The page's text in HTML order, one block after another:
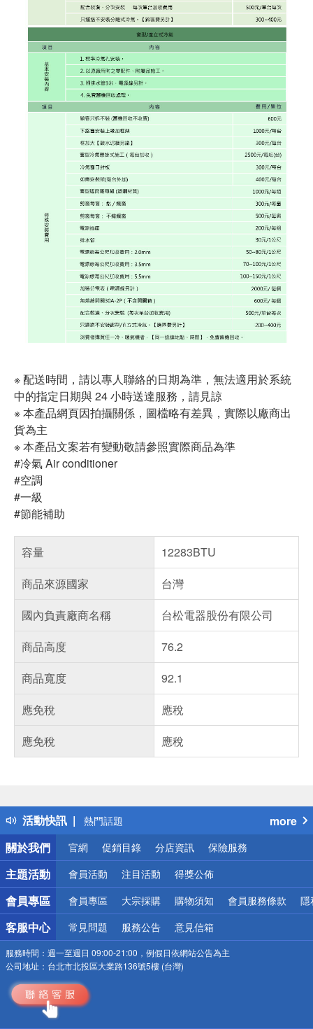
※ 配送時間，請以專人聯絡的日期為準，無法適用於系統
中的指定日期與 24 小時送達服務，請見諒
※ 本產品網頁因拍攝關係，圖檔略有差異，實際以廠商出
貨為主
※ 本產品文案若有變動敬請參照實際商品為準
#冷氣 Air conditioner
#空調
#一級
#節能補助
容量
12283BTU
商品來源國家
台灣
國內負責廠商名稱
台松電器股份有限公司
商品高度
76.2
商品寬度
92.1
應免稅
應稅
應免稅
應稅
活動快訊
偏遠地區配送
熱門話題
銀行優惠
偏遠地區配送
詐騙網頁！請小心！
more
關於我們
官網 促銷目錄 分店資訊 保險服務
主題活動 會員活動 注目活動 得獎公佈
會員專區 會員專區 大宗採購 購物須知 會員服務條款 隱
客服中心 常見問題 服務公告 意見信箱
服務時間： 週一至週日 09:00-21:00，例假日依網站公告為主
公司地址： 台北市北投區大業路136號5樓 (台灣)